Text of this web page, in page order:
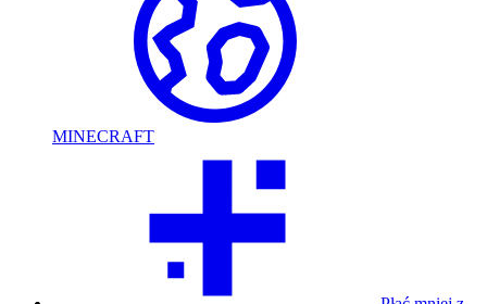
MINECRAFT